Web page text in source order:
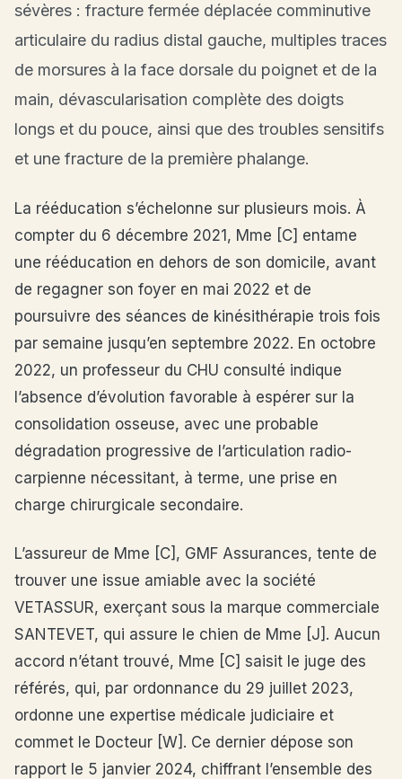
sévères : fracture fermée déplacée comminutive
articulaire du radius distal gauche, multiples traces
de morsures à la face dorsale du poignet et de la
main, dévascularisation complète des doigts
longs et du pouce, ainsi que des troubles sensitifs
et une fracture de la première phalange.
La rééducation s’échelonne sur plusieurs mois. À
compter du 6 décembre 2021, Mme [C] entame
une rééducation en dehors de son domicile, avant
de regagner son foyer en mai 2022 et de
poursuivre des séances de kinésithérapie trois fois
par semaine jusqu’en septembre 2022. En octobre
2022, un professeur du CHU consulté indique
l’absence d’évolution favorable à espérer sur la
consolidation osseuse, avec une probable
dégradation progressive de l’articulation radio-
carpienne nécessitant, à terme, une prise en
charge chirurgicale secondaire.
L’assureur de Mme [C], GMF Assurances, tente de
trouver une issue amiable avec la société
VETASSUR, exerçant sous la marque commerciale
SANTEVET, qui assure le chien de Mme [J]. Aucun
accord n’étant trouvé, Mme [C] saisit le juge des
référés, qui, par ordonnance du 29 juillet 2023,
ordonne une expertise médicale judiciaire et
commet le Docteur [W]. Ce dernier dépose son
rapport le 5 janvier 2024, chiffrant l’ensemble des